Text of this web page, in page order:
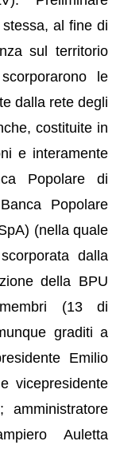
al fine di
sul territorio
le
dalla rete degli
costituite in
e interamente
Popolare di
Popolare
(nella quale
dalla
della BPU
(13 di
graditi a
Emilio
vicepresidente
amministratore
Auletta